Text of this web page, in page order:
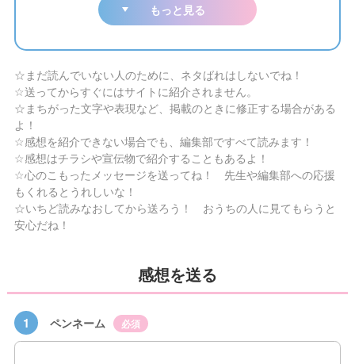
もっと見る
☆まだ読んでいない人のために、ネタばれはしないでね！
☆送ってからすぐにはサイトに紹介されません。
☆まちがった文字や表現など、掲載のときに修正する場合がある
よ！
☆感想を紹介できない場合でも、編集部ですべて読みます！
☆感想はチラシや宣伝物で紹介することもあるよ！
☆心のこもったメッセージを送ってね！ 先生や編集部への応援
もくれるとうれしいな！
☆いちど読みなおしてから送ろう！ おうちの人に見てもらうと
安心だね！
感想を送る
1 ペンネーム 必須